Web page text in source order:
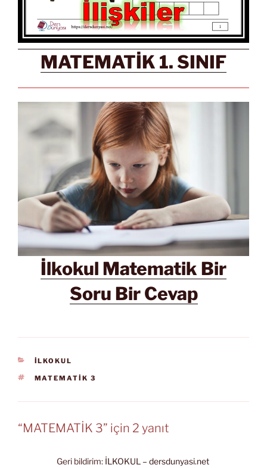
MATEMATİK 1. SINIF
İlkokul Matematik Bir
Soru Bir Cevap
KATEGORILER
İLKOKUL
ETIKETLER
MATEMATİK 3
“MATEMATİK 3” için 2 yanıt
Geri bildirim: İLKOKUL – dersdunyasi.net